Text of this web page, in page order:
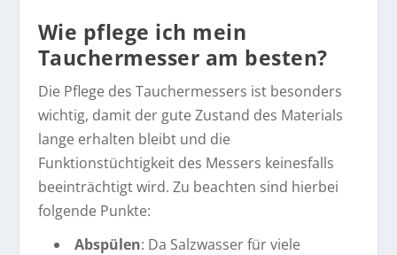
Wie pflege ich mein
Tauchermesser am besten?
Die Pflege des Tauchermessers ist besonders
wichtig, damit der gute Zustand des Materials
lange erhalten bleibt und die
Funktionstüchtigkeit des Messers keinesfalls
beeinträchtigt wird. Zu beachten sind hierbei
folgende Punkte:
Abspülen: Da Salzwasser für viele